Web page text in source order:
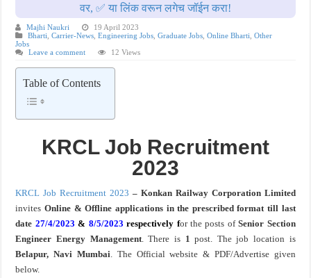
खुशखबर ! नागपूर विद्यापीठ मध्ये १३९ सहायक प्राध्यापक पदांची भरती सुरु ! Nagpur
वर, ✅ या लिंक वरून लगेच जॉईन करा!
Majhi Naukri
19 April 2023
Bharti ,Carrier-News ,Engineering Jobs ,Graduate Jobs ,Online Bharti ,Other
Jobs
Leave a comment
12 Views
Table of Contents
KRCL Job Recruitment
2023
KRCL Job Recruitment 2023 – Konkan Railway Corporation Limited
invites Online & Offline applications in the prescribed format till last
date 27/4/2023 & 8/5/2023respectively for the posts ofSenior Section
Engineer Energy Management. There is1 post. The job location is
Belapur, Navi Mumbai. The Official website & PDF/Advertise given
below.